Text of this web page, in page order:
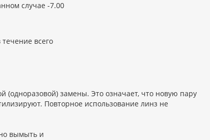
случае -7.00
всего
замены. Это означает, что новую пару
Повторное использование линз не
вымыть и